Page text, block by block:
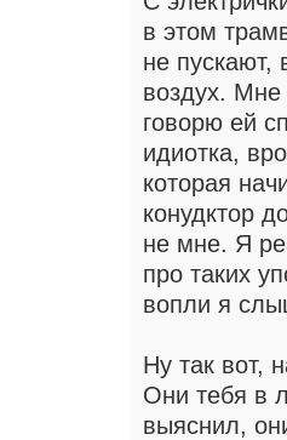
в этом
не пускают,
воздух. Мне
говорю ей
идиотка,
которая
конудктор
не мне. Я
про таких
вопли я
Ну так вот,
Они тебя в
выяснил,